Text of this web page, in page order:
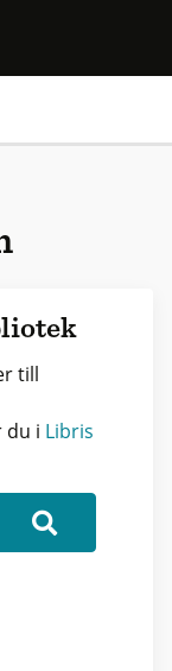
till
du i Libris